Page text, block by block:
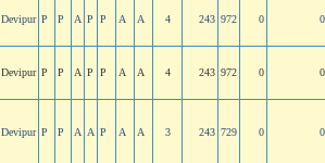
Devipur P P A P P A A 4 243 972 0 0
Devipur P P A P P A A 4 243 972 0 0
Devipur P P A A P A A 3 243 729 0 0